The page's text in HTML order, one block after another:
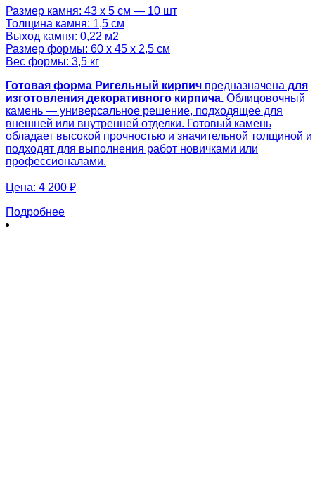
Размер камня: 43 х 5 см — 10 шт
Толщина камня: 1,5 см
Выход камня: 0,22 м2
Размер формы: 60 х 45 х 2,5 см
Вес формы: 3,5 кг
Готовая форма Ригельный кирпич предназначена для
изготовления декоративного кирпича. Облицовочный
камень — универсальное решение, подходящее для
внешней или внутренней отделки. Готовый камень
обладает высокой прочностью и значительной толщиной и
подходят для выполнения работ новичками или
профессионалами.
Цена: 4 200 ₽
Подробнее